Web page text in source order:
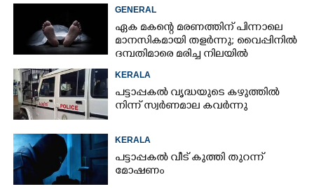
GENERAL
ഏക മകന്റെ മരണത്തിന് പിന്നാലെ
മാനസികമായി തളർന്നു; വൈപ്പിനിൽ
ദമ്പതിമാരെ മരിച്ച നിലയിൽ
കണ്ടെത്തി
KERALA
പട്ടാപ്പകൽ വൃദ്ധയുടെ കഴുത്തിൽ
നിന്ന് സ്വർണമാല കവർന്നു
KERALA
പട്ടാപ്പകൽ വീട് കുത്തി തുറന്ന്
മോഷണം